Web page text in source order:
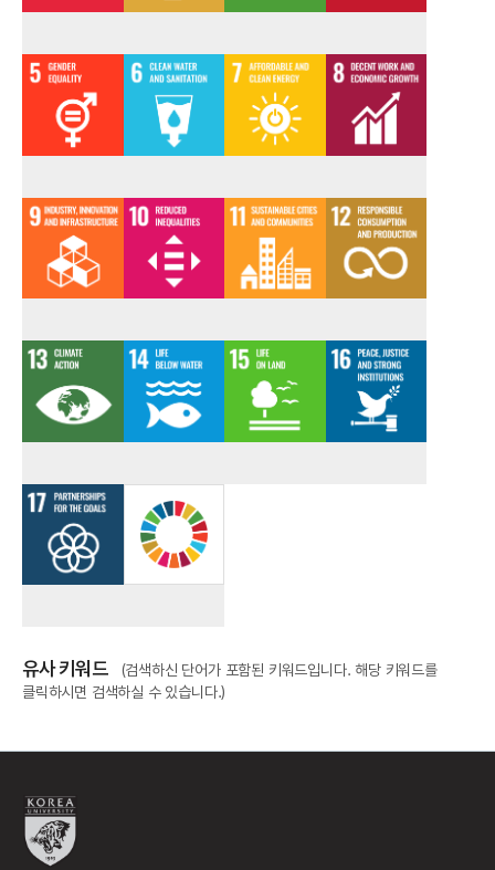
유사 키워드
(검색하신 단어가 포함된 키워드입니다. 해당 키워드를
클릭하시면 검색하실 수 있습니다.)